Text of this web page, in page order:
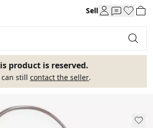
Sell
product is reserved.
can still contact the seller.